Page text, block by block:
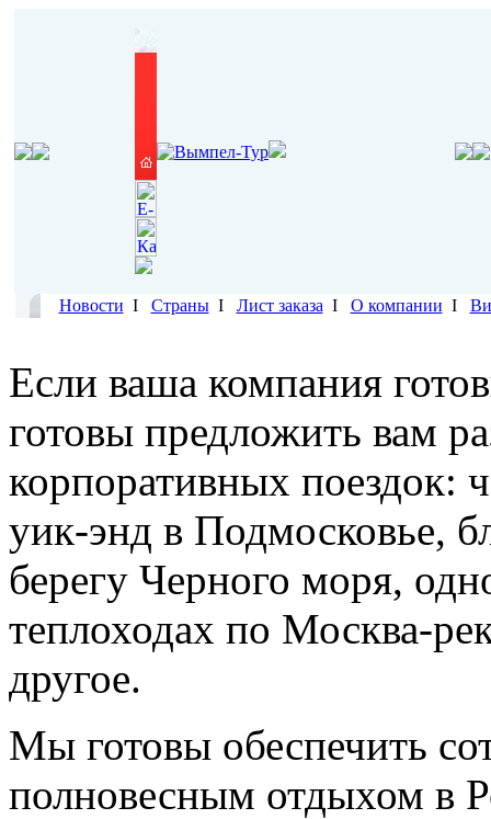
Новости I СтраныI Лист заказа I О компании I
Если ваша компания
готовы предложить вам
корпоративных поездок:
уик-энд в Подмосковье,
берегу Черного моря,
теплоходах по Москва-
другое.
Мы готовы обеспечить
полновесным отдыхом в